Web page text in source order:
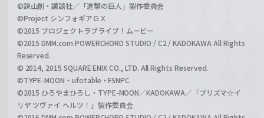
©諫山創・講談社／「進撃の巨人」製作委員会
©Project シンフォギアＧＸ
©2015 プロジェクトラブライブ！ムービー
©2015 DMM.com POWERCHORD STUDIO / C2 / KADOKAWA All Rights
Reserved.
© 2014, 2015 SQUARE ENIX CO., LTD. All Rights Reserved.
©TYPE-MOON・ufotable・FSNPC
©2015 ひろやまひろし・TYPE-MOON／KADOKAWA／「プリズマ☆イ
リヤ ツヴァイ ヘルツ！」製作委員会